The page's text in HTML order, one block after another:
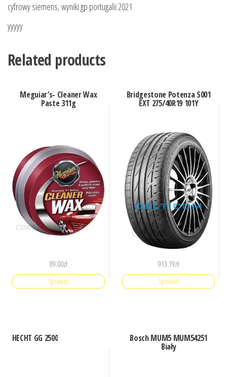
cyfrowy siemens, wyniki gp portugalii 2021
yyyyy
Related products
Meguiar’s- Cleaner Wax
Paste 311g
89.00zł
Sprawdź
Bridgestone Potenza S001
EXT 275/40R19 101Y
913.19zł
Sprawdź
HECHT GG 2500 Bosch MUM5 MUM54251
Biały